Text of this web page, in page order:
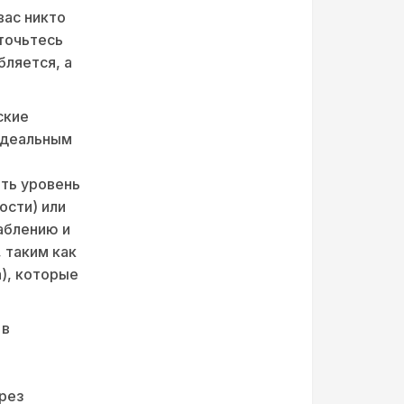
никто
а
уровень
или
и
как
которые